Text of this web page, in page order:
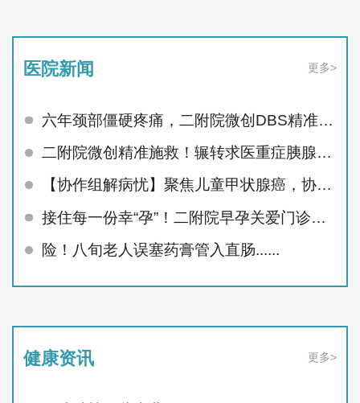
医院新闻 更多>
六年颈部僵硬疼痛，二附院微创DBS精准治顽疾
二附院微创精准施救！辗转求医重症胰腺炎患者顺利痊愈
【协作组解病忧】聚焦儿童甲状腺癌，协作组MDT护航未来
接住每一份幸“孕”！二附院早孕关爱门诊精准呵护孕早期
险！八旬老人误塞药膏管入直肠......
健康资讯 更多>